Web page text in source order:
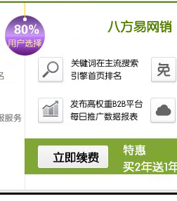
等场景，其主要功能包括：
将结束。
分规则。
据。